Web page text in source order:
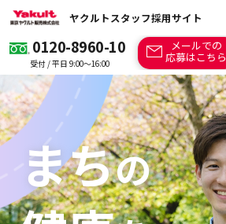
ヤクルトスタッフ採用サイト
0120-8960-10
受付 / 平日 9:00～16:00
メールでの
応募はこちら
まちの